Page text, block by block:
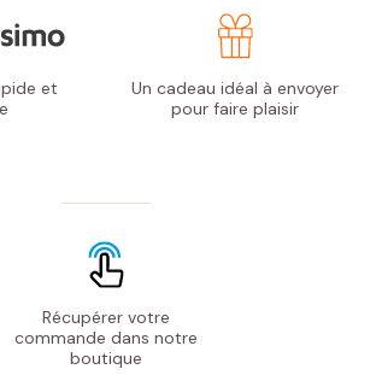
et
Un cadeau idéal à envoyer
pour faire plaisir
Récupérer votre
commande dans notre
boutique